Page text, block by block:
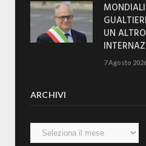
UN
7 Agosto
ARCHIVI
Archivi